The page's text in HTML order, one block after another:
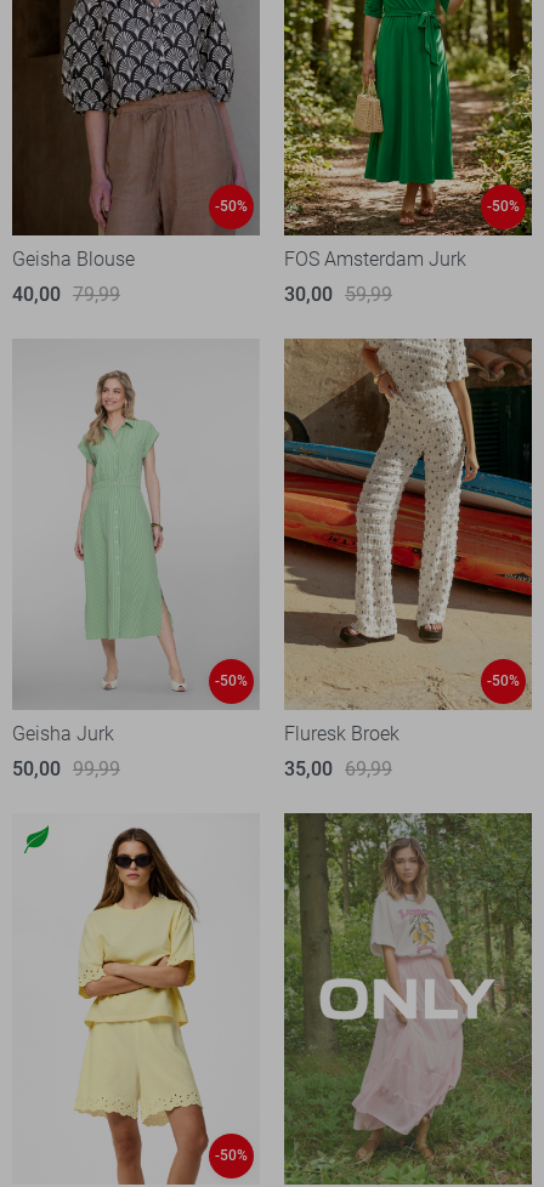
-50%
Geisha Blouse
40,00 79,99
-50%
FOS Amsterdam Jurk
30,00 59,99
-50%
Geisha Jurk
50,00 99,99
-50%
Fluresk Broek
35,00 69,99
-50%